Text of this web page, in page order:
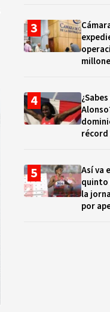
récord
Así va
quinto
la
por